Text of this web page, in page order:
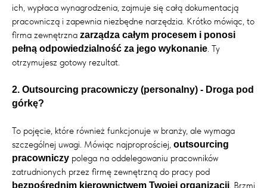
ich, wypłaca wynagrodzenia, zajmuje się całą dokumentacją
pracowniczą i zapewnia niezbędne narzędzia. Krótko mówiąc, to
firma zewnętrzna zarządza całym procesem i ponosi
pełną odpowiedzialność za jego wykonanie. Ty
otrzymujesz gotowy rezultat.
2. Outsourcing pracowniczy (personalny) - Droga pod
górkę?
To pojęcie, które również funkcjonuje w branży, ale wymaga
szczególnej uwagi. Mówiąc najproprościej, outsourcing
pracowniczy polega na oddelegowaniu pracowników
zatrudnionych przez firmę zewnętrzną do pracy pod
bezpośrednim kierownictwem Twojej organizacji. Brzmi